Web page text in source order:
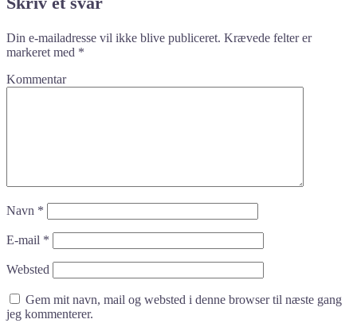
Din e-mailadresse vil ikke blive publiceret. Krævede felter er
markeret med *
Kommentar
Navn *
E-mail *
Websted
Gem mit navn, mail og websted i denne browser til næste gang
jeg kommenterer.